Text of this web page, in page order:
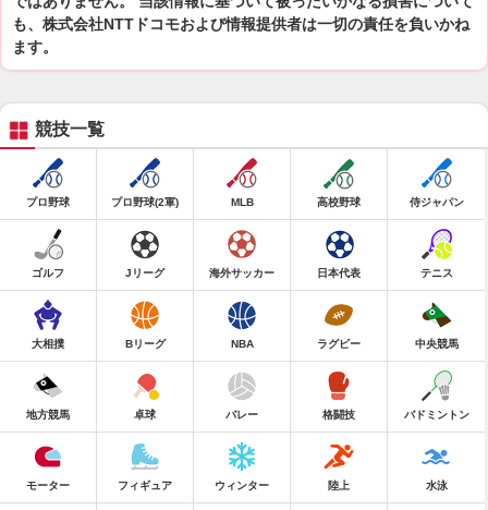
も、株式会社NTTドコモおよび情報提供者は一切の責任を負いかね
ます。
競技一覧
プロ野球 プロ野球(2軍) MLB 高校野球 侍ジャパン
ゴルフ Jリーグ 海外サッカー 日本代表 テニス
大相撲 Bリーグ NBA ラグビー 中央競馬
地方競馬 卓球 バレー 格闘技 バドミントン
モーター フィギュア ウィンター 陸上 水泳